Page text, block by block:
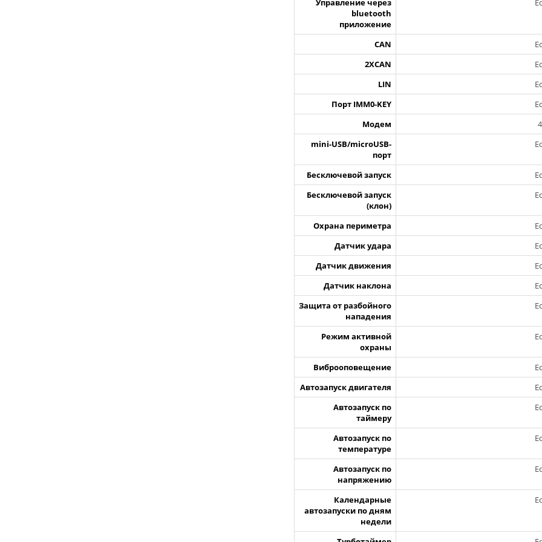
Управление через
bluetooth
приложение
CAN
2XCAN
LIN
Порт IMM0-KEY
Модем
mini-USB/microUSB-
порт
Бесключевой запуск
Бесключевой запуск
(клон)
Охрана периметра
Датчик удара
Датчик движения
Датчик наклона
Защита от разбойного
нападения
Режим активной
охраны
Виброоповещение
Автозапуск двигателя
Автозапуск по
таймеру
Автозапуск по
температуре
Автозапуск по
напряжению
Календарные
автозапуски по дням
недели